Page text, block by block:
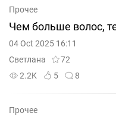
Прочее
Чем больше волос,
04 Oct 2025 16:11
Светлана
72
2.2K
5 8
Прочее